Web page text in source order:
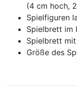
(4 cm hoch,
Spielfiguren
Spielbrett im
Spielbrett
Größe des